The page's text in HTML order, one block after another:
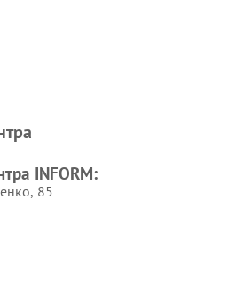
INFORM:
85